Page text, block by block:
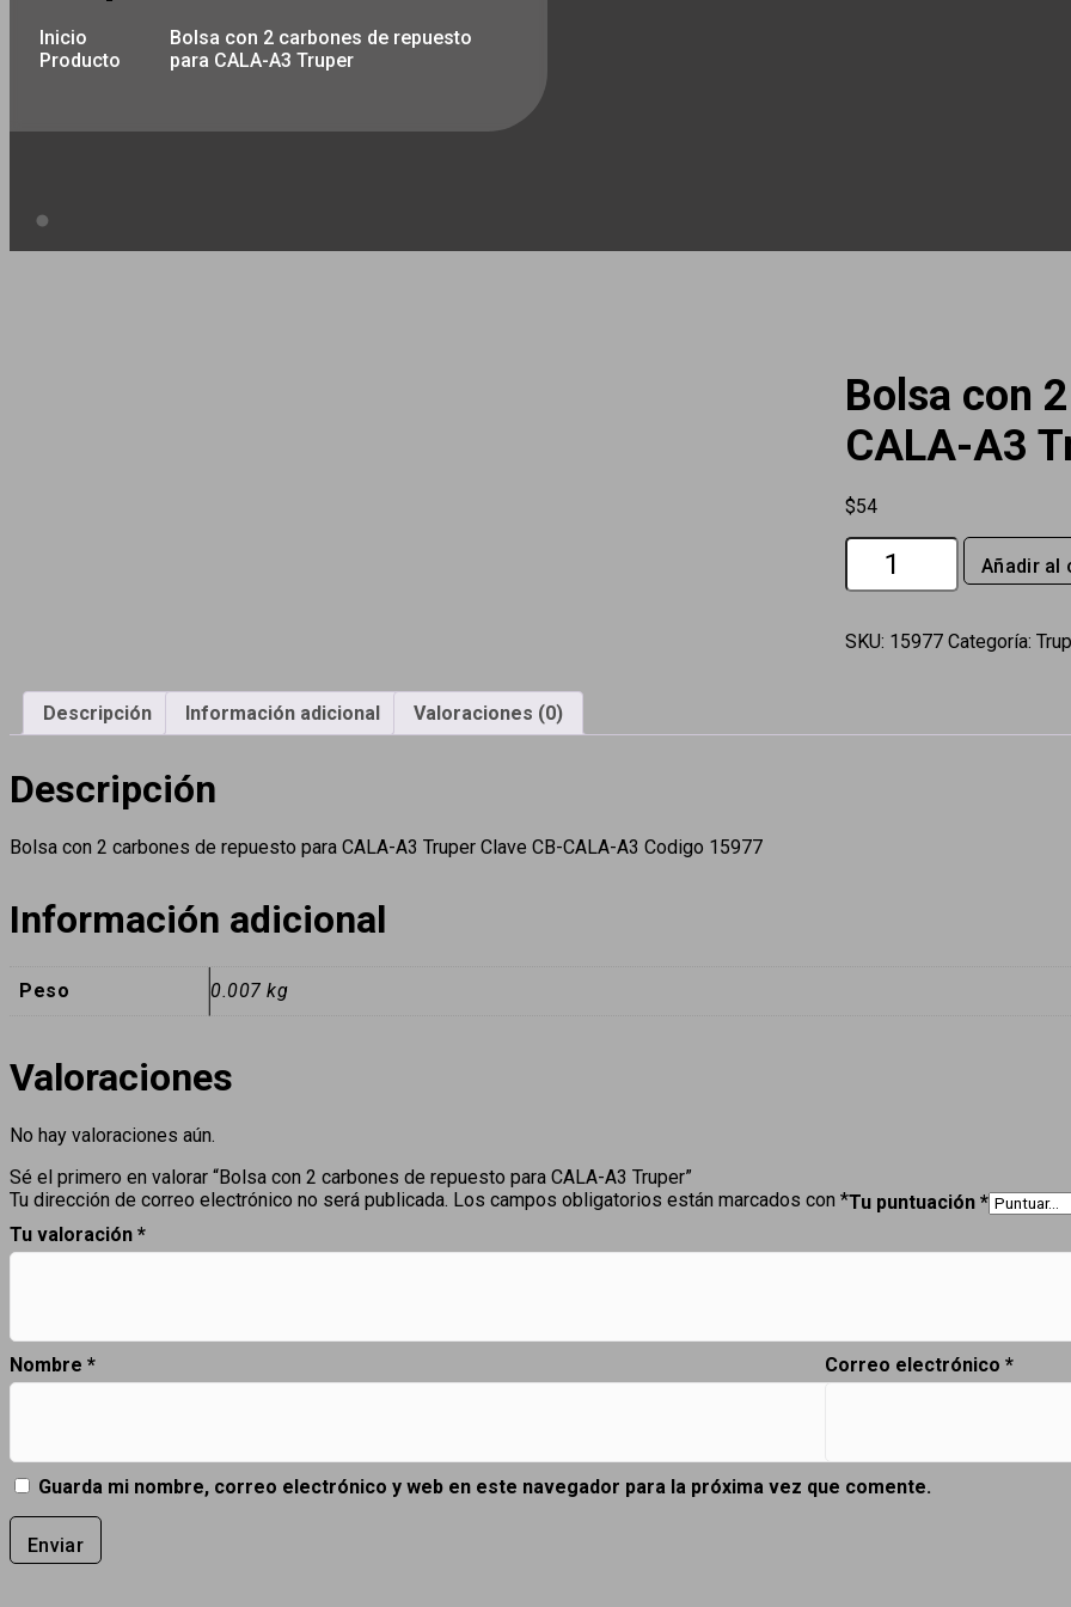
Inicio
Producto
Bolsa con 2 carbones de repuesto
para CALA-A3 Truper
Bolsa con
CALA-A3
$54
Bolsa
2
de
A3
Añadir al
SKU: 15977 Categoría:
Descripción Información adicional Valoraciones (0)
Descripción
Bolsa con 2 carbones de repuesto para CALA-A3 Truper Clave CB-CALA-A3 Codigo 15977
Información adicional
Peso 0.007 kg
Valoraciones
No hay valoraciones aún.
Sé el primero en valorar “Bolsa con 2 carbones de repuesto para CALA-A3 Truper”
Tu dirección de correo electrónico no será publicada. Los campos obligatorios están marcados con *Tu puntuación *
Tu valoración *
Nombre * Correo electrónico *
Guarda mi nombre, correo electrónico y web en este navegador para la próxima vez que comente.